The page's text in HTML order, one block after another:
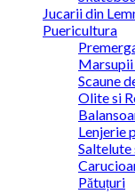
Jucarii din
Puericultura
Scaune
Olite si
Lenjerie
Saltelute
Pătuțuri